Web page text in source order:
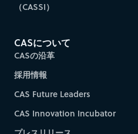
（CASSI）
CASについて
CASの沿革
採用情報
CAS Future Leaders
CAS Innovation Incubator